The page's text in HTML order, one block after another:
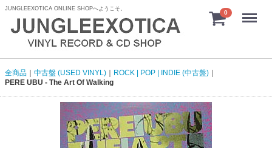
JUNGLEEXOTICA ONLINE SHOPへようこそ。
0 menu
全商品 中古盤 (USED VINYL)
ROCK | POP | INDIE (中古盤)
PERE UBU - The Art Of Walking